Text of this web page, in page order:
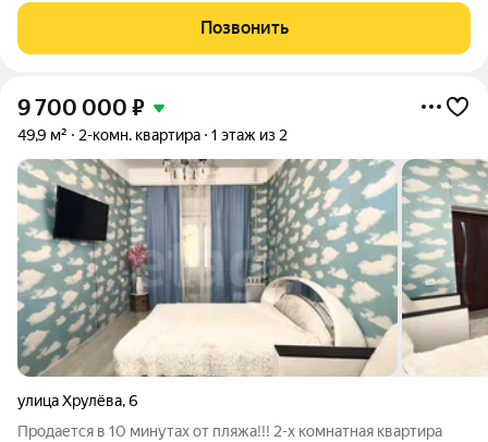
этаж: 3-й этаж 5-этажного дома золотая середина. Квартира
сухая, теплая и светлая.
Позвонить
9 700 000 ₽
49,9 м² 2-комн. квартира 1 этаж из 2
улица Хрулёва,6
Продается в 10 минутах от пляжа!!! 2-х комнатная квартира